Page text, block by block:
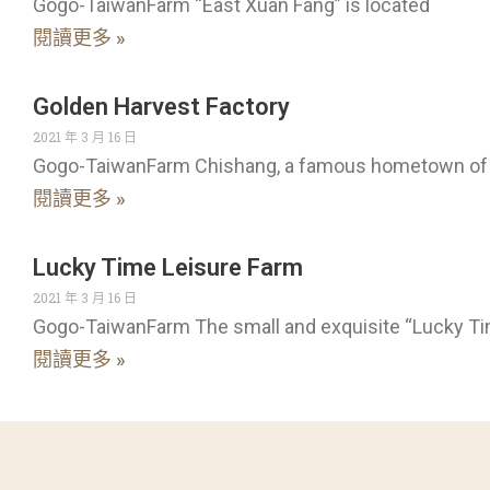
Gogo-TaiwanFarm “East Xuan Fang” is located
閱讀更多 »
Golden Harvest Factory
2021 年 3 月 16 日
Gogo-TaiwanFarm Chishang, a famous hometown
閱讀更多 »
Lucky Time Leisure Farm
2021 年 3 月 16 日
Gogo-TaiwanFarm The small and exquisite “Lucky
閱讀更多 »